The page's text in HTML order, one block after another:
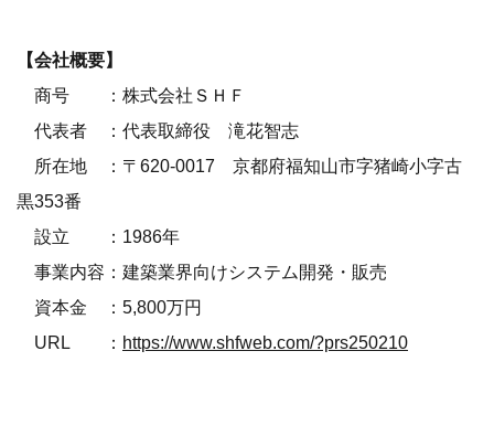
【会社概要】
商号 ：株式会社ＳＨＦ
代表者 ：代表取締役 滝花智志
所在地 ：〒620-0017 京都府福知山市字猪崎小字古
黒353番
設立 ：1986年
事業内容：建築業界向けシステム開発・販売
資本金 ：5,800万円
URL ： https://www.shfweb.com/?prs250210